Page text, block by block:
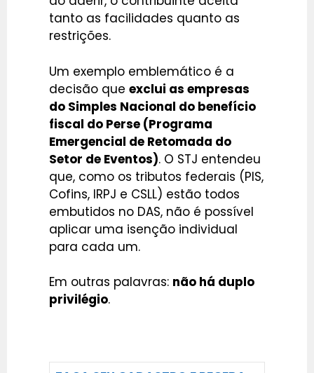
tanto as facilidades quanto as
restrições.
Um exemplo emblemático é a
decisão que exclui as empresas
do Simples Nacional do benefício
fiscal do Perse (Programa
Emergencial de Retomada do
Setor de Eventos). O STJ entendeu
que, como os tributos federais (PIS,
Cofins, IRPJ e CSLL) estão todos
embutidos no DAS, não é possível
aplicar uma isenção individual
para cada um.
Em outras palavras: não há duplo
privilégio.